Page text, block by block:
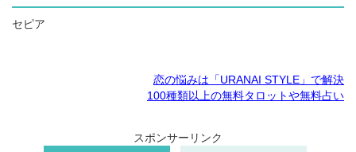
セピア
恋の悩みは「URANAI STYLE」で解決
100種類以上の無料タロットや無料占い
スポンサーリンク